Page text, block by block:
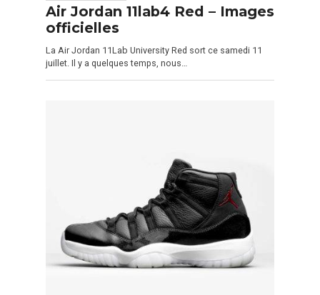
Air Jordan 11lab4 Red – Images
officielles
La Air Jordan 11Lab University Red sort ce samedi 11
juillet. Il y a quelques temps, nous…